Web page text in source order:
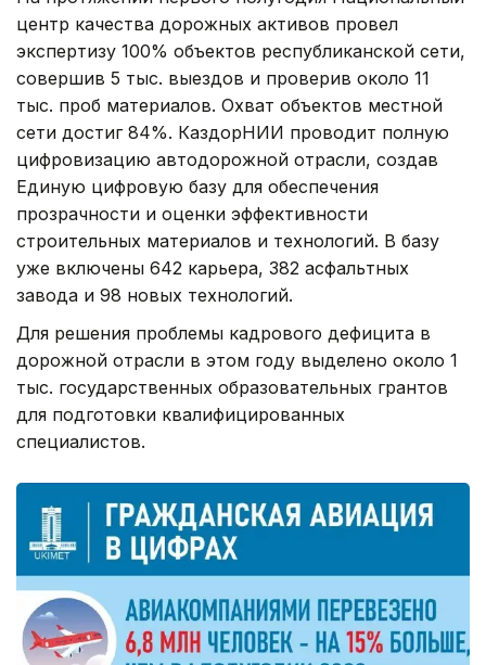
центр качества дорожных активов провел
экспертизу 100% объектов республиканской сети,
совершив 5 тыс. выездов и проверив около 11
тыс. проб материалов. Охват объектов местной
сети достиг 84%. КаздорНИИ проводит полную
цифровизацию автодорожной отрасли, создав
Единую цифровую базу для обеспечения
прозрачности и оценки эффективности
строительных материалов и технологий. В базу
уже включены 642 карьера, 382 асфальтных
завода и 98 новых технологий.
Для решения проблемы кадрового дефицита в
дорожной отрасли в этом году выделено около 1
тыс. государственных образовательных грантов
для подготовки квалифицированных
специалистов.